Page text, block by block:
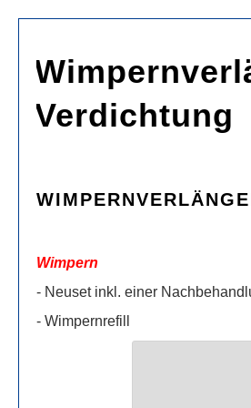
Verdichtung
Wimpern
- Neuset inkl. einer
-